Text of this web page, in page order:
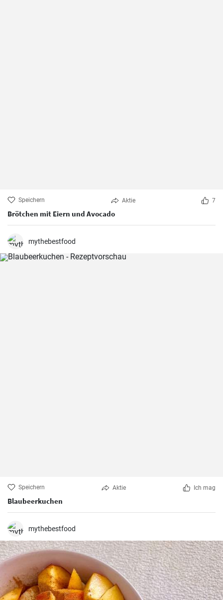
Speichern Aktie 7
Brötchen mit Eiern und Avocado
mythebestfood
Speichern Aktie Ich mag
Blaubeerkuchen
mythebestfood